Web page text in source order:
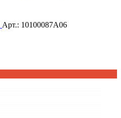
Арт.: 10100087А06